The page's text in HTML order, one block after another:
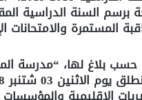
برسم السنة الدراسية
المستمرة